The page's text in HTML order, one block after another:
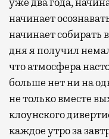
начинает
начинает собирать
дня я получил
что атмосфера
больше нет ни на
не только вместе
клоунского
каждое утро за